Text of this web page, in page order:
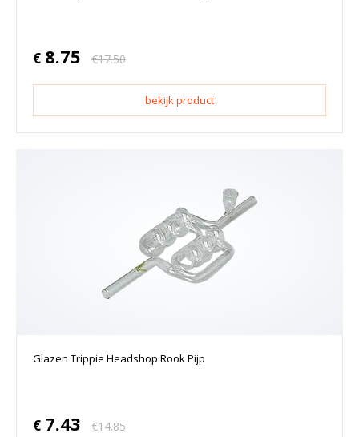
€ 8.75 €17.50
bekijk product
Glazen Trippie Headshop Rook Pijp
€ 7.43 €14.85